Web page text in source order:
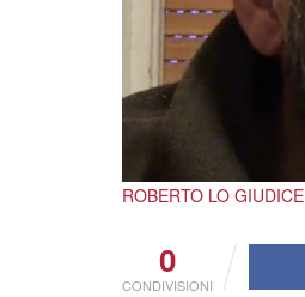
ROBERTO LO GIUDICE
0
CONDIVISIONI